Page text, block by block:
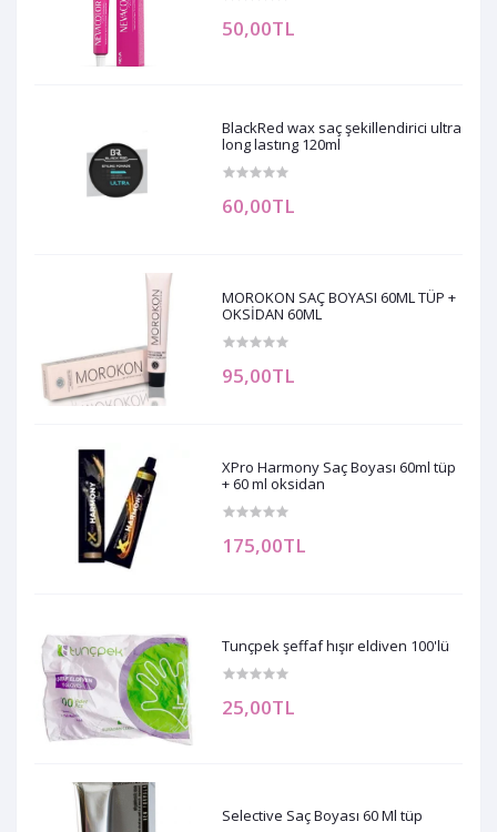
50,00TL
BlackRed wax saç şekillendirici ultra
long lastıng 120ml
60,00TL
MOROKON SAÇ BOYASI 60ML TÜP +
OKSİDAN 60ML
95,00TL
XPro Harmony Saç Boyası 60ml tüp
+ 60 ml oksidan
175,00TL
Tunçpek şeffaf hışır eldiven 100'lü
25,00TL
Selective Saç Boyası 60 Ml tüp